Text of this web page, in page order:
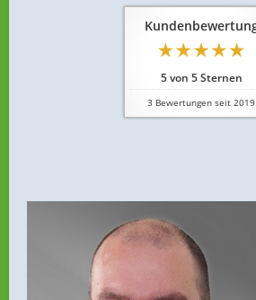
5von 5Sternen
3 Bewertungen seit 2019